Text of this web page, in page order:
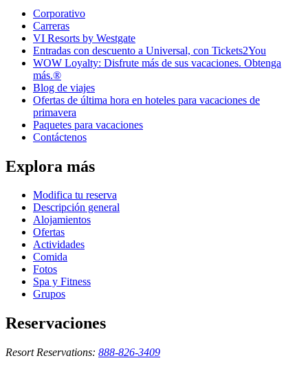
Corporativo
Carreras
VI Resorts by Westgate
Entradas con descuento a Universal, con Tickets2You
WOW Loyalty: Disfrute más de sus vacaciones. Obtenga
más.®
Blog de viajes
Ofertas de última hora en hoteles para vacaciones de
primavera
Paquetes para vacaciones
Contáctenos
Explora más
Modifica tu reserva
Descripción general
Alojamientos
Ofertas
Actividades
Comida
Fotos
Spa y Fitness
Grupos
Reservaciones
Resort Reservations: 888-826-3409